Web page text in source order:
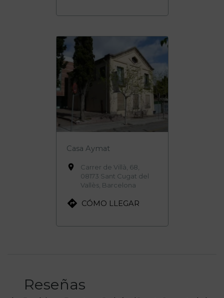
Casa Aymat

Carrer de Villà, 68,
08173 Sant Cugat del
Vallès, Barcelona
 CÓMO LLEGAR
Reseñas